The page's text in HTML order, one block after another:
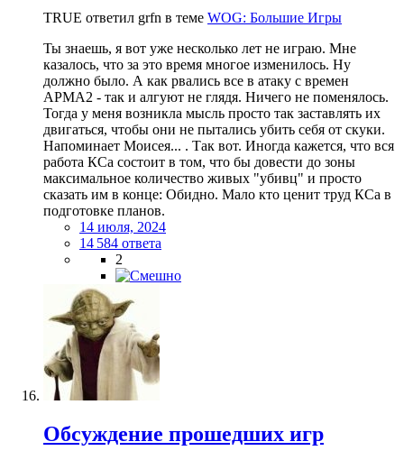
TRUE ответил grfn в теме WOG: Большие Игры
Ты знаешь, я вот уже несколько лет не играю. Мне
казалось, что за это время многое изменилось. Ну
должно было. А как рвались все в атаку с времен
АРМА2 - так и алгуют не глядя. Ничего не поменялось.
Тогда у меня возникла мысль просто так заставлять их
двигаться, чтобы они не пытались убить себя от скуки.
Напоминает Моисея... . Так вот. Иногда кажется, что вся
работа КСа состоит в том, что бы довести до зоны
максимальное количество живых "убивц" и просто
сказать им в конце: Обидно. Мало кто ценит труд КСа в
подготовке планов.
14 июля, 2024
14 584 ответа
2
Обсуждение прошедших игр